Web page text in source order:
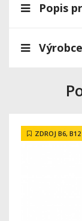
Popis
Výrobce
ZDROJ B6,